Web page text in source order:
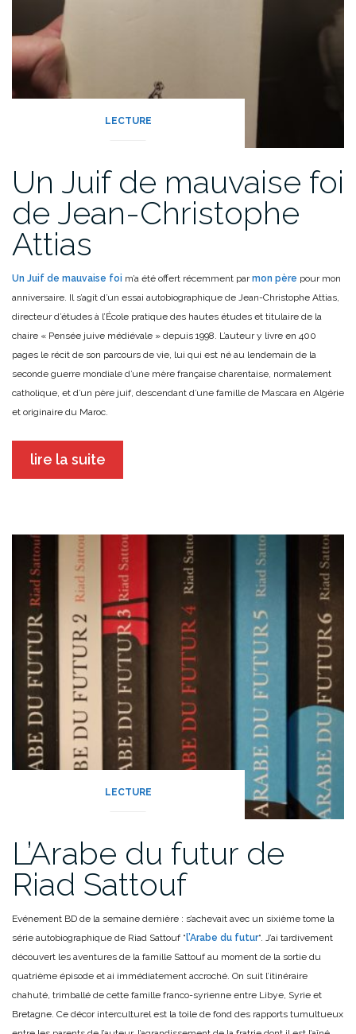
LECTURE
Un Juif de mauvaise foi
de Jean-Christophe
Attias
Un Juif de mauvaise foi m’a été offert récemment parmon père pour mon
anniversaire. Il s’agit d’un essai autobiographique de Jean-Christophe Attias,
directeur d’études à l’École pratique des hautes études et titulaire de la
chaire « Pensée juive médiévale » depuis 1998. L’auteur y livre en 400
pages le récit de son parcours de vie, lui qui est né au lendemain de la
seconde guerre mondiale d’une mère française charentaise, normalement
catholique, et d’un père juif, descendant d’une famille de Mascara en Algérie
et originaire du Maroc.
lire la suite
LECTURE
L’Arabe du futur de
Riad Sattouf
Evénement BD de la semaine dernière : s’achevait avec un sixième tome la
série autobiographique de Riad Sattouf “l’Arabe du futur“. J’ai tardivement
découvert les aventures de la famille Sattouf au moment de la sortie du
quatrième épisode et ai immédiatement accroché. On suit l’itinéraire
chahuté, trimballé de cette famille franco-syrienne entre Libye, Syrie et
Bretagne. Ce décor interculturel est la toile de fond des rapports tumultueux